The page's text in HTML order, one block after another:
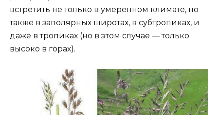
встретить не только в умеренном климате, но
также в заполярных широтах, в субтропиках, и
даже в тропиках (но в этом случае — только
высоко в горах).